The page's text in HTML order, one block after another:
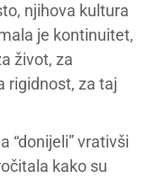
njihova kultura
je kontinuitet,
život, za
rigidnost, za taj
“donijeli” vrativši
kako su